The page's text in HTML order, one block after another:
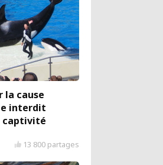
la cause
interdit
captivité
13 800 partages